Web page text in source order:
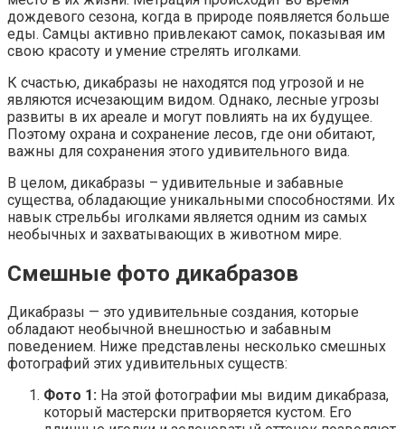
дождевого сезона, когда в природе появляется больше
еды. Самцы активно привлекают самок, показывая им
свою красоту и умение стрелять иголками.
К счастью, дикабразы не находятся под угрозой и не
являются исчезающим видом. Однако, лесные угрозы
развиты в их ареале и могут повлиять на их будущее.
Поэтому охрана и сохранение лесов, где они обитают,
важны для сохранения этого удивительного вида.
В целом, дикабразы – удивительные и забавные
существа, обладающие уникальными способностями. Их
навык стрельбы иголками является одним из самых
необычных и захватывающих в животном мире.
Смешные фото дикабразов
Дикабразы — это удивительные создания, которые
обладают необычной внешностью и забавным
поведением. Ниже представлены несколько смешных
фотографий этих удивительных существ:
Фото 1: На этой фотографии мы видим дикабраза,
который мастерски притворяется кустом. Его